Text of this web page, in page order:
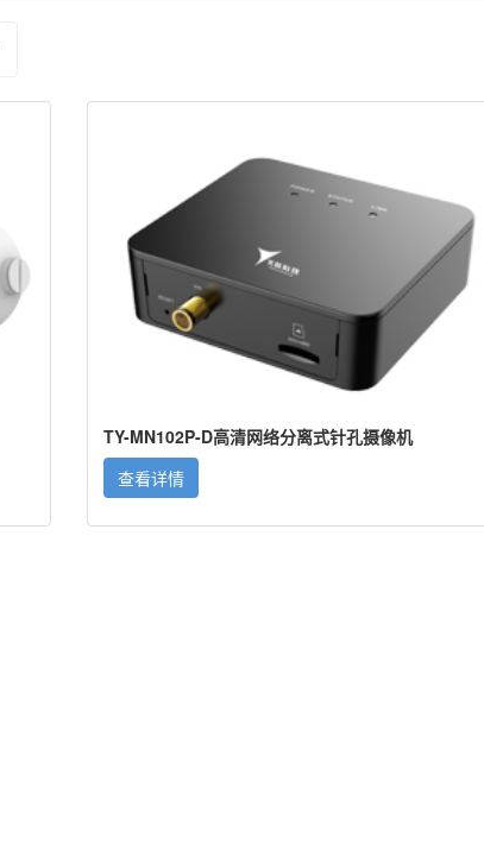
TY-MN102P-D高清网络分离式针孔摄像机
查看详情